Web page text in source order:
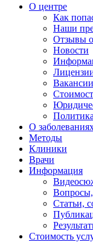
О центре
Как
Наши
Отзывы
Новости
Вакансии
О
Методы
Клиники
Врачи
Информация
Статьи,
Стоимость